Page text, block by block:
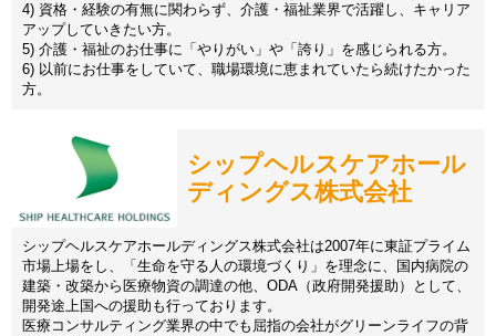
4) 資格・経験の有無に関わらず、介護・福祉業界で活躍し、キャリア
アップしていきたい方。
5) 介護・福祉のお仕事に「やりがい」や「誇り」を感じられる方。
6) 以前にお仕事をしていて、職場環境に恵まれていたら続けたかった
方。
シップヘルスケアホール
ディングス株式会社
シップヘルスケアホールディングス株式会社は2007年に東証プライム
市場上場をし、「生命を守る人の環境づくり」を理念に、国内病院の
建築・改築から医療物資の調達の他、ODA（政府開発援助）として、
開発途上国への援助も行っております。
医療コンサルティング業界の中でも屈指の会社がグリーンライフの背